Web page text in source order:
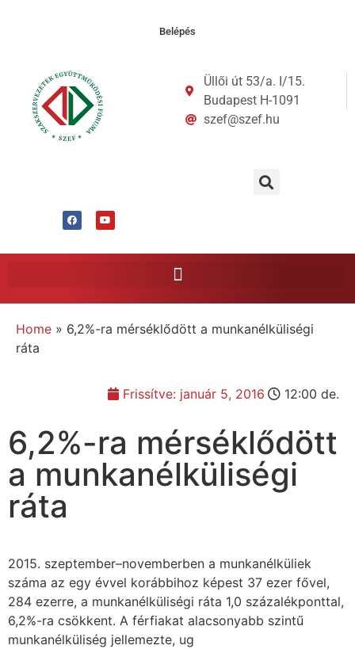
Belépés
Üllői út 53/a. I/15.
Budapest H-1091
szef@szef.hu
Home » 6,2%-ra mérséklődött a munkanélküliségi
ráta
Frissítve: január 5, 2016 12:00 de.
6,2%-ra mérséklődött
a munkanélküliségi
ráta
2015. szeptember–novemberben a munkanélküliek
száma az egy évvel korábbihoz képest 37 ezer fővel,
284 ezerre, a munkanélküliségi ráta 1,0 százalékponttal,
6,2%-ra csökkent. A férfiakat alacsonyabb szintű
munkanélküliség jellemezte, ug